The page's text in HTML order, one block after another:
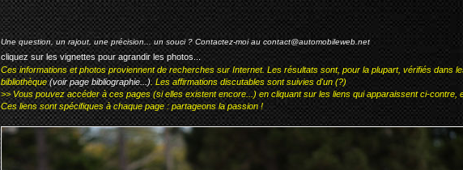
Une question, un rajout, une précision... un souci ? Contactez-moi aucontact@automobileweb.net
cliquez sur les vignettes pour agrandir les photos...
Ces informations et photos proviennent de recherches sur Internet. Les résultats sont, pour la plupart, vérifiés dans
bibliothèque(voir page bibliographie...). Les affirmations discutables sont suivies d'un (?)
>> Vous pouvez accéder à ces pages (si elles existent encore...) en cliquant sur les liens qui apparaissent ci-contre,
Ces liens sont spécifiques à chaque page : partageons la passion !